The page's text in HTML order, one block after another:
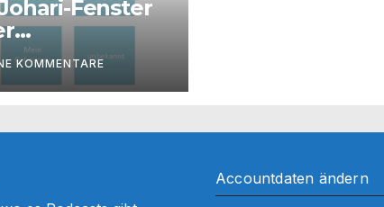
Fenster
KOMMENTARE
Accountdaten ändern